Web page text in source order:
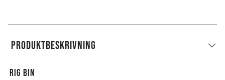
PRODUKTBESKRIVNING
RIG BIN